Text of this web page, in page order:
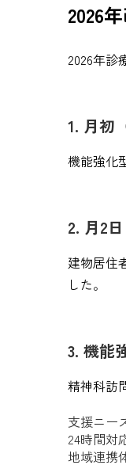
2026
2026年診
1. 月初
機能強化
2. 月2
建物居住
した。
3. 機能
精神科訪
支援ニー
24時間対
地域連携